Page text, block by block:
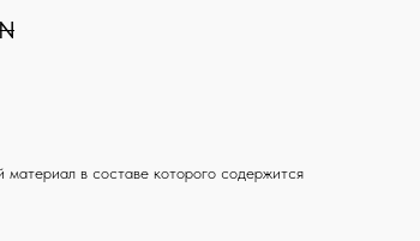
в составе которого содержится